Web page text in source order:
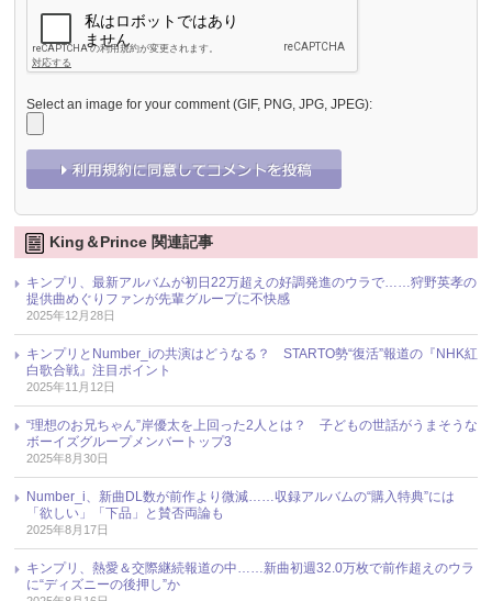
Select an image for your comment (GIF, PNG, JPG, JPEG):
King＆Prince 関連記事
キンプリ、最新アルバムが初日22万超えの好調発進のウラで……狩野英孝の
提供曲めぐりファンが先輩グループに不快感
2025年12月28日
キンプリとNumber_iの共演はどうなる？ STARTO勢“復活”報道の『NHK紅
白歌合戦』注目ポイント
2025年11月12日
“理想のお兄ちゃん”岸優太を上回った2人とは？ 子どもの世話がうまそうな
ボーイズグループメンバートップ3
2025年8月30日
Number_i、新曲DL数が前作より微減……収録アルバムの“購入特典”には
「欲しい」「下品」と賛否両論も
2025年8月17日
キンプリ、熱愛＆交際継続報道の中……新曲初週32.0万枚で前作超えのウラ
に“ディズニーの後押し”か